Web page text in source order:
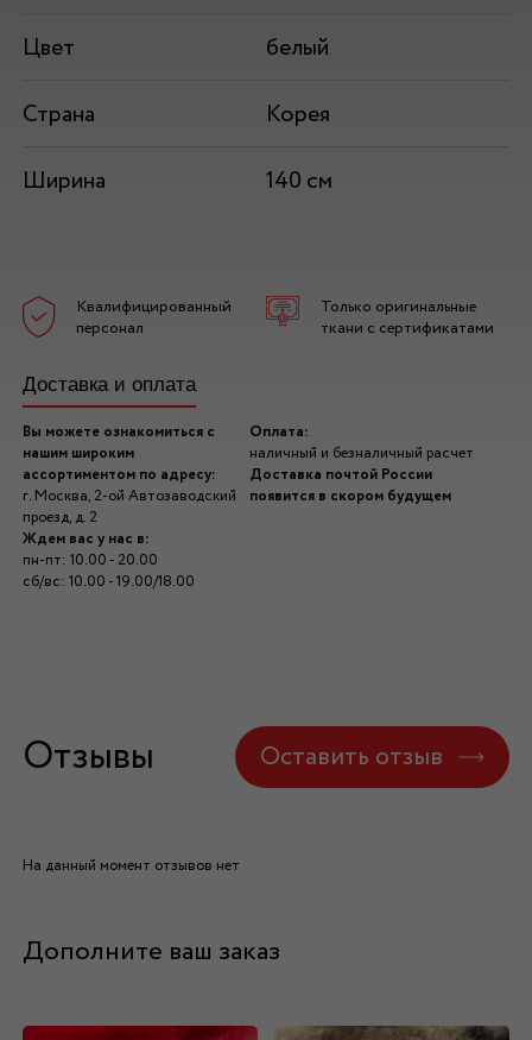
Цвет
белый
Страна
Корея
Ширина
140 см
Квалифицированный
персонал
Только оригинальные
ткани с сертификатами
Доставка и оплата
Вы можете ознакомиться с
нашим широким
ассортиментом по адресу:
г. Москва, 2-ой Автозаводский
проезд, д. 2
Ждем вас у нас в:
пн-пт: 10.00 - 20.00
сб/вс: 10.00 - 19.00/18.00
Оплата:
наличный и безналичный расчет
Доставка почтой России
появится в скором будущем
Отзывы Оставить отзыв
На данный момент отзывов нет
Дополните ваш заказ